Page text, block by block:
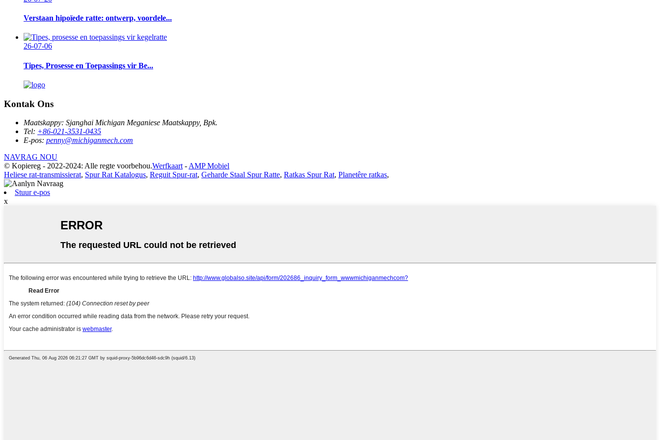
Verstaan ​​hipoïede ratte: ontwerp, voordele...
26-07-06
Tipes, Prosesse en Toepassings vir Be...
Kontak Ons
Maatskappy: Sjanghai Michigan Meganiese Maatskappy, Bpk.
Tel: +86-021-3531-0435
E-pos: penny@michiganmech.com
NAVRAG NOU
© Kopiereg - 2022-2024: Alle regte voorbehou.Werfkaart - AMP Mobiel
Heliese rat-transmissierat, Spur Rat Katalogus, Reguit Spur-rat, Geharde Staal Spur Ratte, Ratkas Spur Rat, Planetêre ratkas,
Stuur e-pos
x